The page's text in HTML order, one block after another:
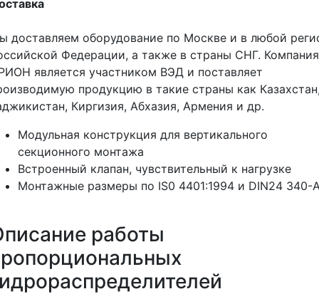
доставляем оборудование по Москве и в любой
Федерации, а также в страны СНГ. Компания
является участником ВЭД и поставляет
продукцию в такие страны как
Киргизия, Абхазия, Армения и др.
Модульная конструкция для вертикального
секционного монтажа
Встроенный клапан, чувствительный к нагрузке
Монтажные размеры по IS0 4401:1994 и DIN24 340-
работы